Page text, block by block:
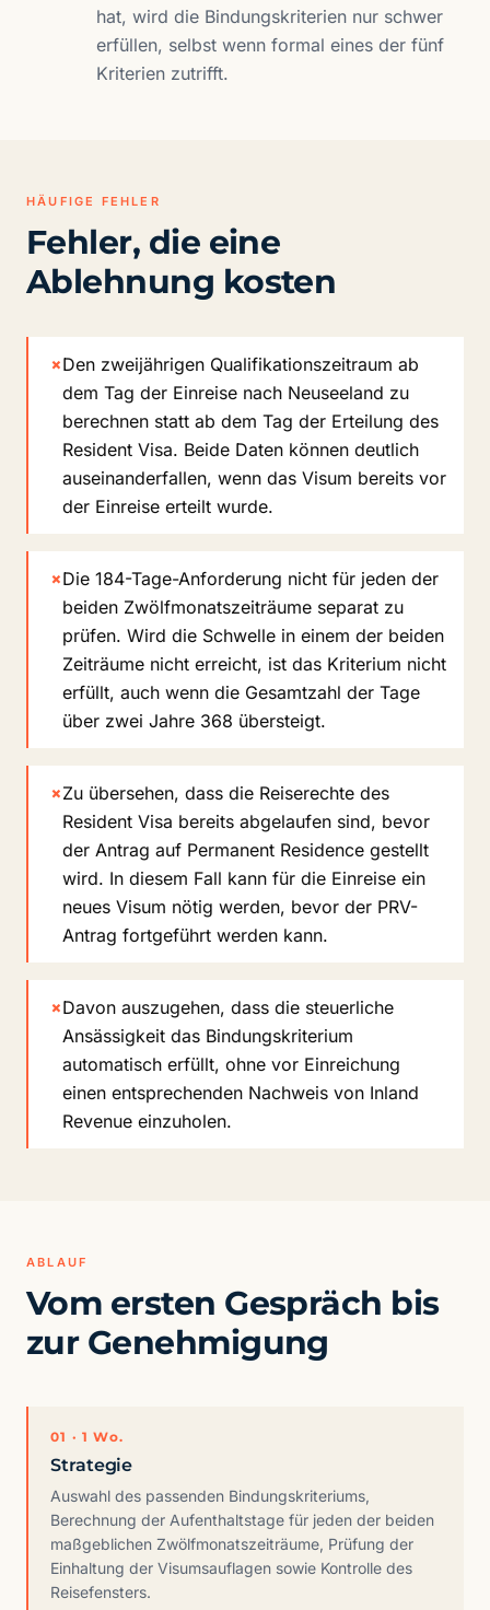
hat, wird die Bindungskriterien nur schwer
erfüllen, selbst wenn formal eines der fünf
Kriterien zutrifft.
HÄUFIGE FEHLER
Fehler, die eine
Ablehnung kosten
×Den zweijährigen Qualifikationszeitraum ab
dem Tag der Einreise nach Neuseeland zu
berechnen statt ab dem Tag der Erteilung des
Resident Visa. Beide Daten können deutlich
auseinanderfallen, wenn das Visum bereits vor
der Einreise erteilt wurde.
×Die 184-Tage-Anforderung nicht für jeden der
beiden Zwölfmonatszeiträume separat zu
prüfen. Wird die Schwelle in einem der beiden
Zeiträume nicht erreicht, ist das Kriterium nicht
erfüllt, auch wenn die Gesamtzahl der Tage
über zwei Jahre 368 übersteigt.
×Zu übersehen, dass die Reiserechte des
Resident Visa bereits abgelaufen sind, bevor
der Antrag auf Permanent Residence gestellt
wird. In diesem Fall kann für die Einreise ein
neues Visum nötig werden, bevor der PRV-
Antrag fortgeführt werden kann.
×Davon auszugehen, dass die steuerliche
Ansässigkeit das Bindungskriterium
automatisch erfüllt, ohne vor Einreichung
einen entsprechenden Nachweis von Inland
Revenue einzuholen.
ABLAUF
Vom ersten Gespräch bis
zur Genehmigung
01 · 1 Wo.
Strategie
Auswahl des passenden Bindungskriteriums,
Berechnung der Aufenthaltstage für jeden der beiden
maßgeblichen Zwölfmonatszeiträume, Prüfung der
Einhaltung der Visumsauflagen sowie Kontrolle des
Reisefensters.